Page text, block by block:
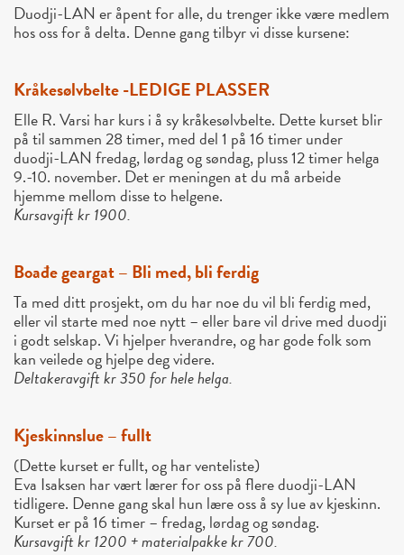
Duodji-LAN er åpent for alle, du trenger ikke være medlem
hos oss for å delta. Denne gang tilbyr vi disse kursene:
Kråkesølvbelte -LEDIGE PLASSER
Elle R. Varsi har kurs i å sy kråkesølvbelte. Dette kurset blir
på til sammen 28 timer, med del 1 på 16 timer under
duodji-LAN fredag, lørdag og søndag, pluss 12 timer helga
9.-10. november. Det er meningen at du må arbeide
hjemme mellom disse to helgene.
Kursavgift kr 1900.
Boađe geargat – Bli med, bli ferdig
Ta med ditt prosjekt, om du har noe du vil bli ferdig med,
eller vil starte med noe nytt – eller bare vil drive med duodji
i godt selskap. Vi hjelper hverandre, og har gode folk som
kan veilede og hjelpe deg videre.
Deltakeravgift kr 350 for hele helga.
Kjeskinnslue – fullt
(Dette kurset er fullt, og har venteliste)
Eva Isaksen har vært lærer for oss på flere duodji-LAN
tidligere. Denne gang skal hun lære oss å sy lue av kjeskinn.
Kurset er på 16 timer – fredag, lørdag og søndag.
Kursavgift kr 1200 + materialpakke kr 700.